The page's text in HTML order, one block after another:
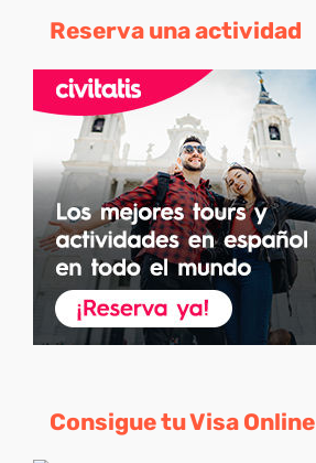
Reserva una actividad
Consigue tu Visa Online